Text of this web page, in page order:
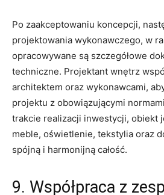
Po ‌zaakceptowaniu ⁣koncepcji,
projektowania wykonawczego, w
opracowywane są szczegółowe
techniczne.⁣ Projektant ‌wnętrz⁢
architektem oraz wykonawcami,⁤
projektu⁤ z obowiązującymi
trakcie ‍realizacji⁢ inwestycji, obiekt
meble, oświetlenie, tekstylia oraz
spójną i harmonijną całość.
9. Współpraca‌ z